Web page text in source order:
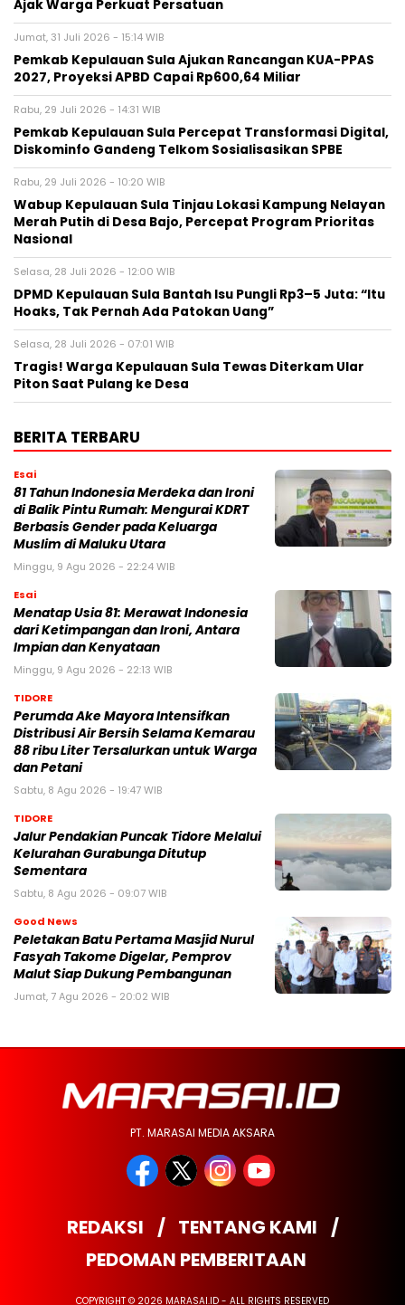
Ajak Warga Perkuat Persatuan
Jumat, 31 Juli 2026 - 15:14 WIB
Pemkab Kepulauan Sula Ajukan Rancangan KUA-PPAS
2027, Proyeksi APBD Capai Rp600,64 Miliar
Rabu, 29 Juli 2026 - 14:31 WIB
Pemkab Kepulauan Sula Percepat Transformasi Digital,
Diskominfo Gandeng Telkom Sosialisasikan SPBE
Rabu, 29 Juli 2026 - 10:20 WIB
Wabup Kepulauan Sula Tinjau Lokasi Kampung Nelayan
Merah Putih di Desa Bajo, Percepat Program Prioritas
Nasional
Selasa, 28 Juli 2026 - 12:00 WIB
DPMD Kepulauan Sula Bantah Isu Pungli Rp3–5 Juta: “Itu
Hoaks, Tak Pernah Ada Patokan Uang”
Selasa, 28 Juli 2026 - 07:01 WIB
Tragis! Warga Kepulauan Sula Tewas Diterkam Ular
Piton Saat Pulang ke Desa
BERITA TERBARU
Esai
81 Tahun Indonesia Merdeka dan Ironi
di Balik Pintu Rumah: Mengurai KDRT
Berbasis Gender pada Keluarga
Muslim di Maluku Utara
Minggu, 9 Agu 2026 - 22:24 WIB
Esai
Menatap Usia 81: Merawat Indonesia
dari Ketimpangan dan Ironi, Antara
Impian dan Kenyataan
Minggu, 9 Agu 2026 - 22:13 WIB
TIDORE
Perumda Ake Mayora Intensifkan
Distribusi Air Bersih Selama Kemarau
88 ribu Liter Tersalurkan untuk Warga
dan Petani
Sabtu, 8 Agu 2026 - 19:47 WIB
TIDORE
Jalur Pendakian Puncak Tidore Melalui
Kelurahan Gurabunga Ditutup
Sementara
Sabtu, 8 Agu 2026 - 09:07 WIB
Good News
Peletakan Batu Pertama Masjid Nurul
Fasyah Takome Digelar, Pemprov
Malut Siap Dukung Pembangunan
Jumat, 7 Agu 2026 - 20:02 WIB
PT. MARASAI MEDIA AKSARA
REDAKSI
TENTANG KAMI
PEDOMAN PEMBERITAAN
COPYRIGHT © 2026 MARASAI.ID - ALL RIGHTS RESERVED